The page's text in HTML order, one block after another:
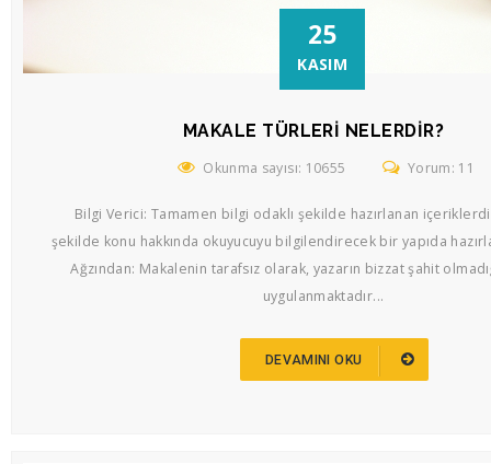
25
KASIM
MAKALE TÜRLERI NELERDIR?
Okunma sayısı: 10655 Yorum: 11
Bilgi Verici: Tamamen bilgi odaklı şekilde hazırlanan
şekilde konu hakkında okuyucuyu bilgilendirecek bir yapıda
Ağzından: Makalenin tarafsız olarak, yazarın bizzat şahit
uygulanmaktadır...
DEVAMINI OKU